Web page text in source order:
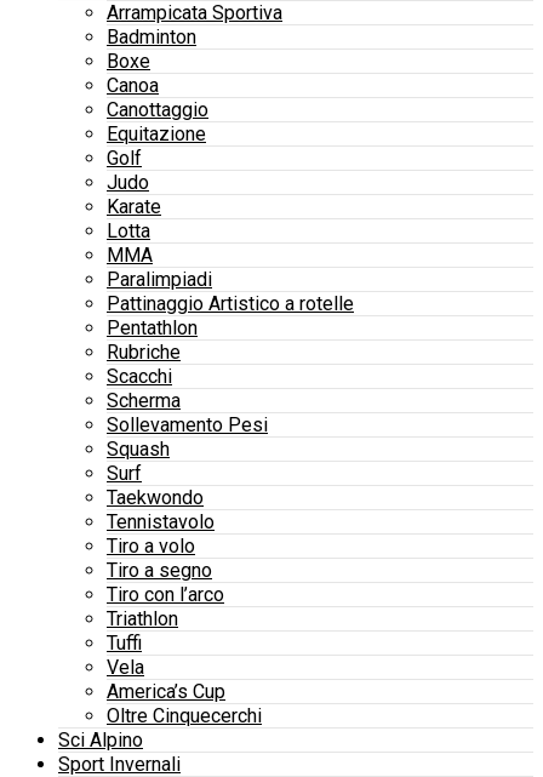
Arrampicata Sportiva
Badminton
Boxe
Canoa
Canottaggio
Equitazione
Golf
Judo
Karate
Lotta
MMA
Paralimpiadi
Pattinaggio Artistico a rotelle
Pentathlon
Rubriche
Scacchi
Scherma
Sollevamento Pesi
Squash
Surf
Taekwondo
Tennistavolo
Tiro a volo
Tiro a segno
Tiro con l’arco
Triathlon
Tuffi
Vela
America’s Cup
Oltre Cinquecerchi
Sci Alpino
Sport Invernali